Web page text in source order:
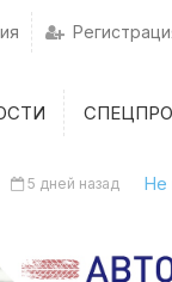
5 дней назад Не